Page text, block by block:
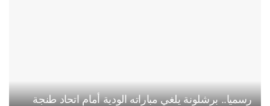
رسميا.. برشلونة يلغي مباراته الودية أمام اتحاد طنجة